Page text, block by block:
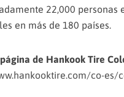
22,000 personas
en más de 180 países.
de Hankook Tire
co-es/